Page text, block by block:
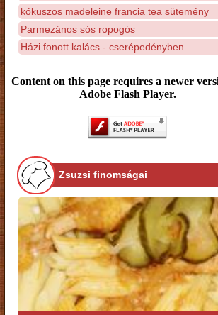
kókuszos madeleine francia tea sütemény
Parmezános sós ropogós
Házi fonott kalács - cserépedényben
Content on this page requires a newer
Adobe Flash Player.
Zsuzsi finomságai